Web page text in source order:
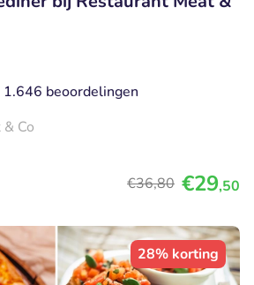
1.646 beoordelingen
Co
€36,80 €29,50
28% korting